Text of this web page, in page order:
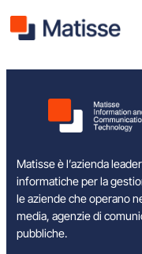
Vai
al
Matisse è l’azienda
informatiche per la
le aziende che operano
media, agenzie di
pubbliche.